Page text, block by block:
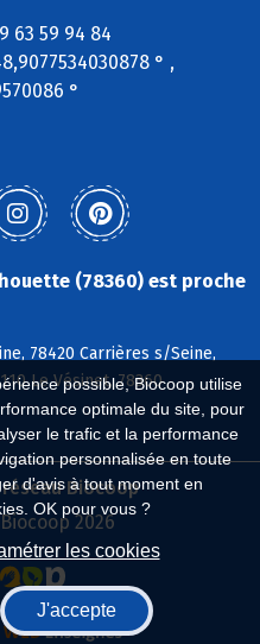
possible, Biocoop utilise
optimale du site, pour
le trafic et la performance
personnalisée en toute
d'avis à tout moment en
OK pour vous ?
les cookies
J'accepte
63 59 94 84
° ,
°
(78360) est proche
78420 Carrières s/Seine,
Le Vésinet, 78360
Biocoop
2026